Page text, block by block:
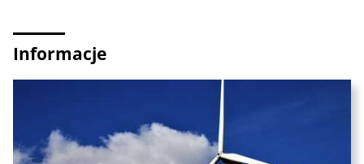
Informacje